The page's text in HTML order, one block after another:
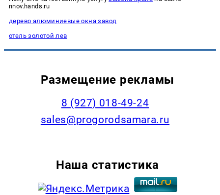
nnov.hands.ru
дерево алюминиевые окна завод
отель золотой лев
Размещение рекламы
8 (927) 018-49-24
sales@progorodsamara.ru
Наша статистика